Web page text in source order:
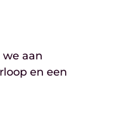
aan
en een